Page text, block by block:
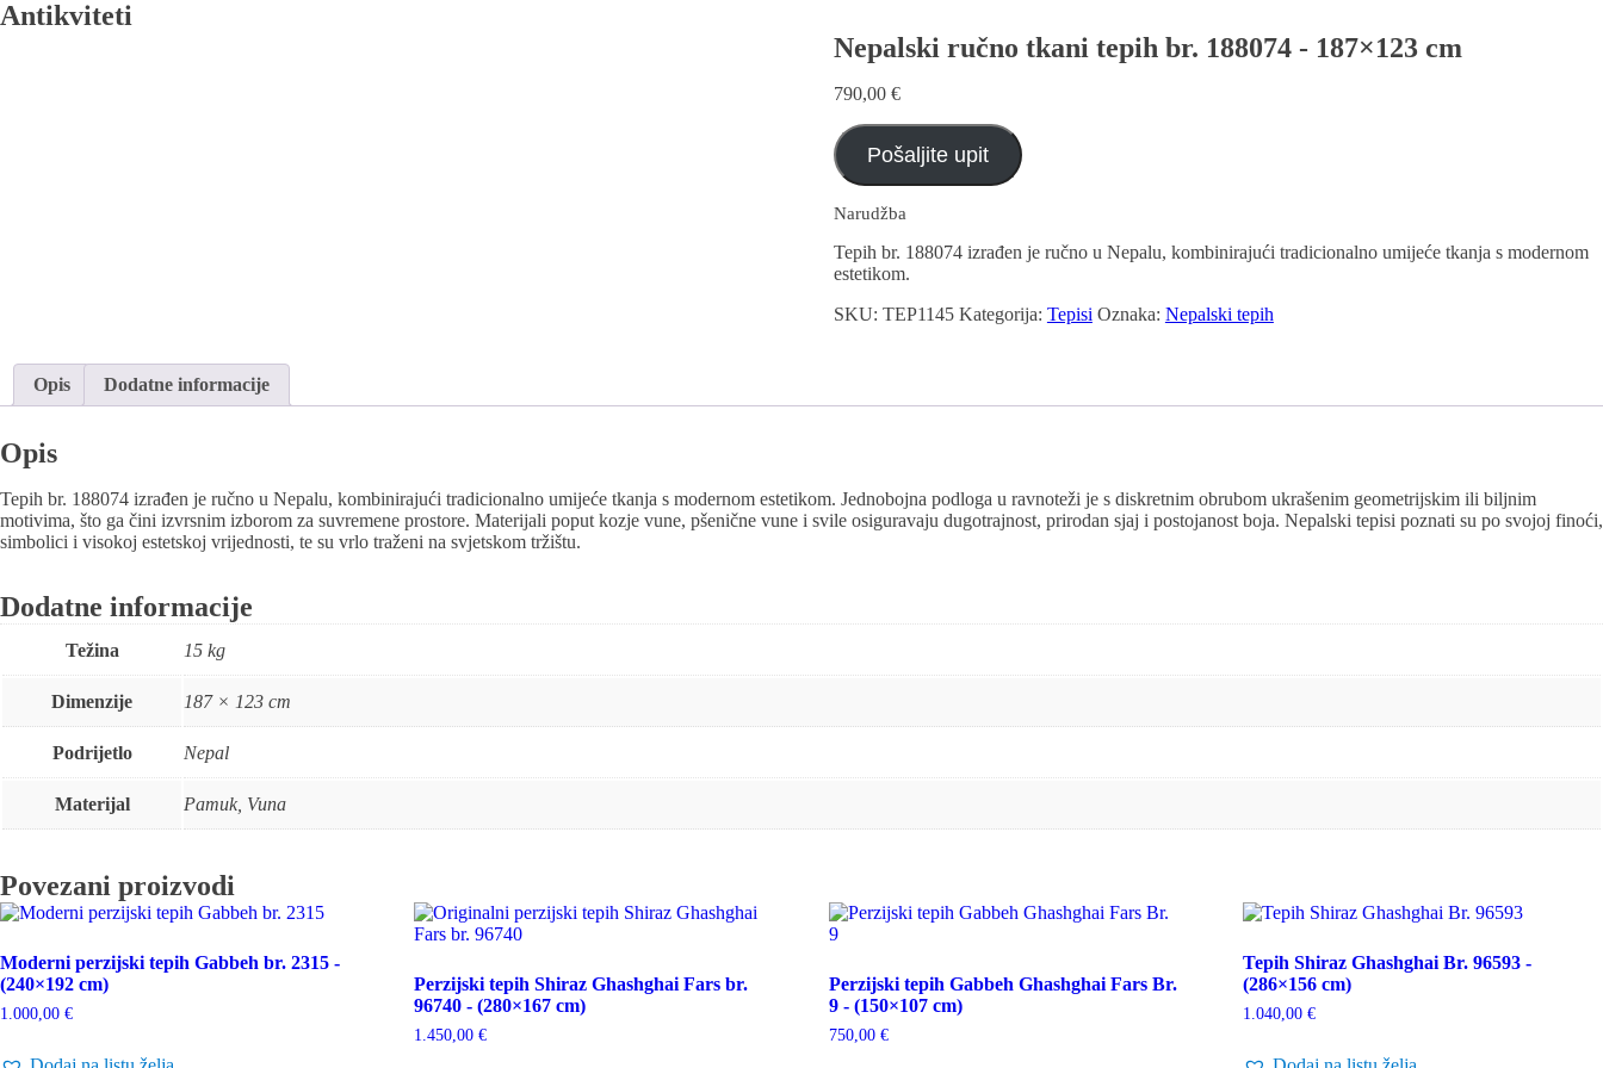
Antikviteti
Nepalski ručno tkani tepih br. 188074 - 187×123 cm
790,00 €
Pošaljite upit
Narudžba
Tepih br. 188074 izrađen je ručno u Nepalu, kombinirajući tradicionalno umijeće tkanja s modernom
estetikom.
SKU: TEP1145 Kategorija: Tepisi Oznaka: Nepalski tepih
Opis Dodatne informacije
Opis
Tepih br. 188074 izrađen je ručno u Nepalu, kombinirajući tradicionalno umijeće tkanja s modernom estetikom. Jednobojna podloga u ravnoteži je s diskretnim obrubom ukrašenim geometrijskim ili biljnim
motivima, što ga čini izvrsnim izborom za suvremene prostore. Materijali poput kozje vune, pšenične vune i svile osiguravaju dugotrajnost, prirodan sjaj i postojanost boja. Nepalski tepisi poznati su po svojoj finoći,
simbolici i visokoj estetskoj vrijednosti, te su vrlo traženi na svjetskom tržištu.
Dodatne informacije
Težina 15 kg
Dimenzije 187 × 123 cm
Podrijetlo Nepal
Materijal Pamuk, Vuna
Povezani proizvodi
Moderni perzijski tepih Gabbeh br. 2315 -
(240×192 cm)
1.000,00 €
Perzijski tepih Shiraz Ghashghai Fars br.
96740 - (280×167 cm)
1.450,00€
Perzijski tepih Gabbeh Ghashghai Fars Br.
9 - (150×107 cm)
750,00 €
Tepih Shiraz Ghashghai Br. 96593 -
(286×156 cm)
1.040,00€